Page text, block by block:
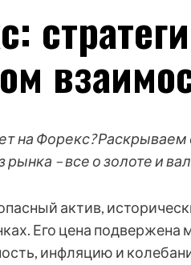
на Форекс?
рынка – все о золоте и
актив,
Его цена подвержена
инфляцию и